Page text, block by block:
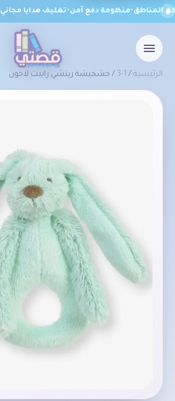
المناطق•منظومة دفع آمن•تغليف هدايا مجاني•
الرئيسية /
1-3 / خشخيشة ريتشي رابيت لاجون